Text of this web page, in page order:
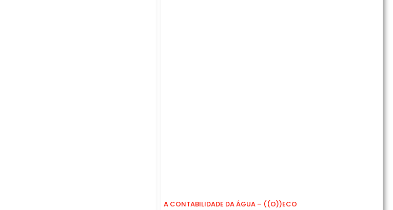
A CONTABILIDADE DA ÁGUA – ((O))ECO